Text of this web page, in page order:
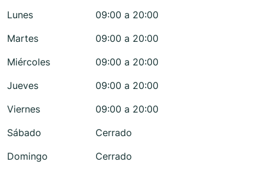
Lunes
09:00 a 20:00
Martes
09:00 a 20:00
Miércoles
09:00 a 20:00
Jueves
09:00 a 20:00
Viernes
09:00 a 20:00
Sábado
Cerrado
Domingo
Cerrado